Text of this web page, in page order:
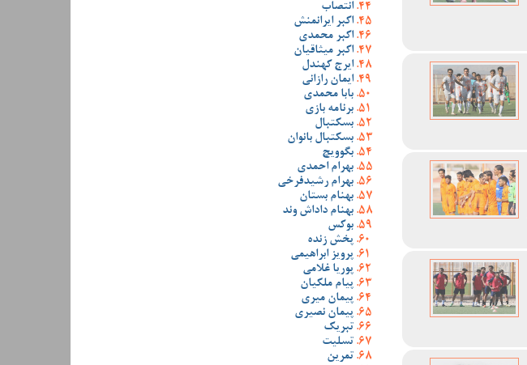
انتصاب
اکبر ایرانمنش
اکبر محمدی
اکبر میثاقیان
ایرج کهندل
ایمان رازانی
بابا محمدی
برنامه بازی
بسکتبال
بسکتبال بانوان
بگوویچ
بهرام احمدی
بهرام رشیدفرخی
بهنام بستان
بهنام داداش وند
بوکس
پخش زنده
پرویز ابراهیمی
پوریا غلامی
پیام ملکیان
پیمان میری
پیمان نصیری
تبریک
تسلیت
تمرین